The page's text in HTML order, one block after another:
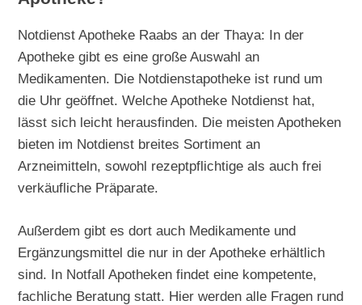
Notdienst Apotheke Raabs an der Thaya: In der
Apotheke gibt es eine große Auswahl an
Medikamenten. Die Notdienstapotheke ist rund um
die Uhr geöffnet. Welche Apotheke Notdienst hat,
lässt sich leicht herausfinden. Die meisten Apotheken
bieten im Notdienst breites Sortiment an
Arzneimitteln, sowohl rezeptpflichtige als auch frei
verkäufliche Präparate.
Außerdem gibt es dort auch Medikamente und
Ergänzungsmittel die nur in der Apotheke erhältlich
sind. In Notfall Apotheken findet eine kompetente,
fachliche Beratung statt. Hier werden alle Fragen rund